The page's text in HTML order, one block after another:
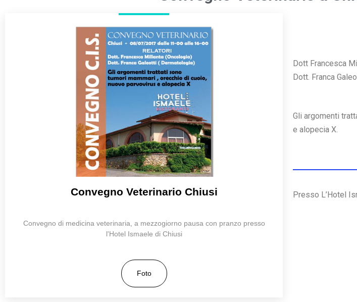
Convegno Veterinario Chiusi
Convegno di medicina veterinaria, a mezzogiorno pausa con pranzo presso
l'Hotel Ismaele di Chiusi
Foto
Dott Francesca
Dott. Franca
Gli argomenti
e alopecia X.
Presso L’Hotel